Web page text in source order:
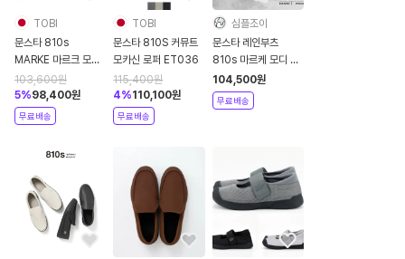
TOBI
문스타 810s
MARKE 마르크 모디
레인부츠 ET027
103,600원
5%98,400원
무료배송
TOBI
문스타 810S 커뮤트
모카신 로퍼 ET036
115,400원
4%110,100원
무료배송
심플조이
문스타 레인부츠
810s 마르케 모디 남
녀공용 장화
104,500원
무료배송